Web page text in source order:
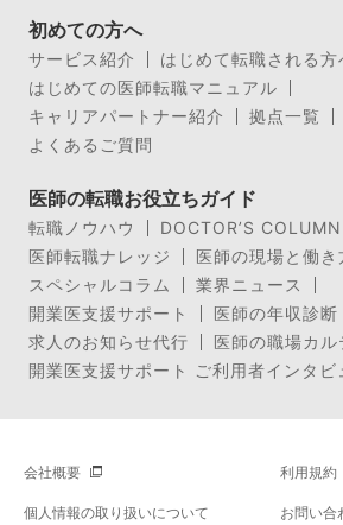
初めての方へ
サービス紹介
はじめて転職される方
はじめての医師転職マニュアル
キャリアパートナー紹介
拠点一覧
よくあるご質問
医師の転職お役立ちガイド
転職ノウハウ
DOCTOR’S COLUMN
医師転職ナレッジ
医師の現場と働き
スペシャルコラム
業界ニュース
開業医支援サポート
医師の年収診断
求人のお知らせ代行
医師の職場カル
開業医支援サポート ご利用者インタビ
会社概要 利用規約
個人情報の取り扱いについて お問い合